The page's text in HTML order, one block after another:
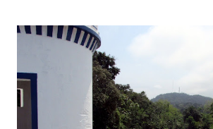
era a última coisa que eu queria
paz, me joguei no esquecimento . Me
lembrar mais das perguntas que eu tinha
resposta. Eu sabia que naquele
nenhuma delas. De tanto me esquecer,